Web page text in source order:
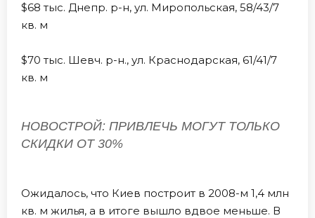
$68 тыс. Днепр. р-н, ул. Миропольская, 58/43/7
кв. м
$70 тыс. Шевч. р-н., ул. Краснодарская, 61/41/7
кв. м
НОВОСТРОЙ: ПРИВЛЕЧЬ МОГУТ ТОЛЬКО
СКИДКИ ОТ 30%
Ожидалось, что Киев построит в 2008-м 1,4 млн
кв. м жилья, а в итоге вышло вдвое меньше. В